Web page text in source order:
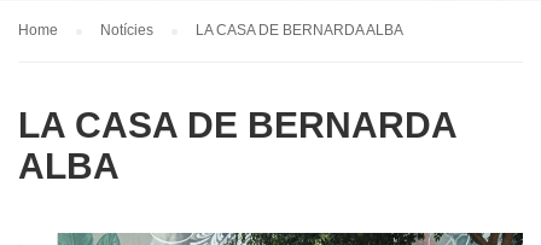
Home Notícies LA CASA DE BERNARDA ALBA
LA CASA DE BERNARDA
ALBA